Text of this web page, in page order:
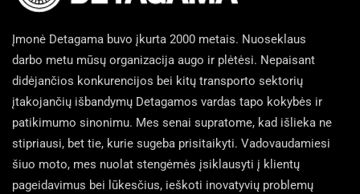
Įmonė Detagama buvo įkurta 2000 metais. Nuoseklaus
darbo metu mūsų organizacija augo ir plėtėsi. Nepaisant
didėjančios konkurencijos bei kitų transporto sektorių
įtakojančių išbandymų Detagamos vardas tapo kokybės ir
patikimumo sinonimu. Mes senai supratome, kad išlieka ne
stipriausi, bet tie, kurie sugeba prisitaikyti. Vadovaudamiesi
šiuo moto, mes nuolat stengėmės įsiklausyti į klientų
pageidavimus bei lūkesčius, ieškoti inovatyvių problemų